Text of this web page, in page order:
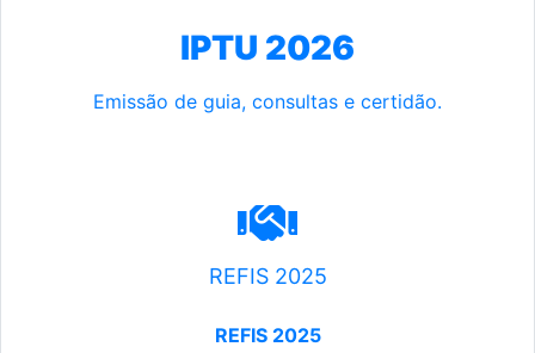
IPTU 2026
Emissão de guia, consultas e certidão.
REFIS 2025
REFIS 2025